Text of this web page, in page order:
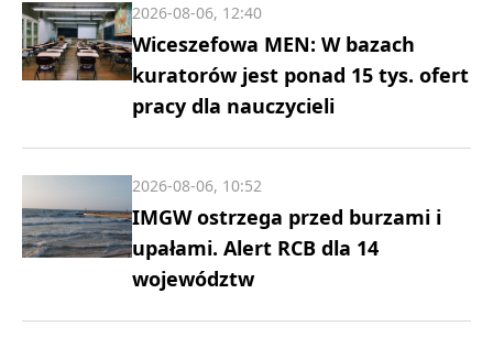
Wiceszefowa MEN: W bazach
kuratorów jest ponad 15 tys. ofert
pracy dla nauczycieli
2026-08-06, 12:40
IMGW ostrzega przed burzami i
upałami. Alert RCB dla 14
województw
2026-08-06, 10:52